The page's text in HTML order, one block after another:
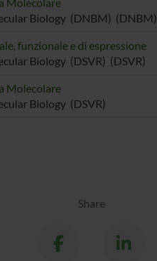
Biology (DNBM) (DNBM)
funzionale e di espressione
Biology (DSVR) (DSVR)
Molecolare
Biology (DSVR)
Share